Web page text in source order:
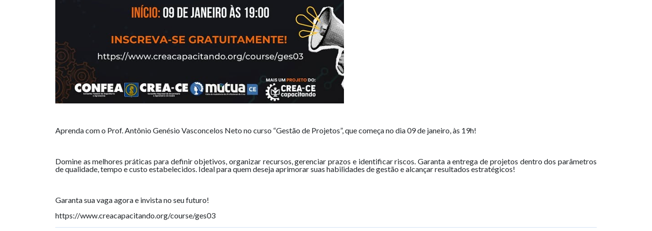
Aprenda com o Prof. Antônio Genésio Vasconcelos Neto no curso “Gestão de Projetos”, que começa no dia 09 de janeiro, às 19h!
Domine as melhores práticas para definir objetivos, organizar recursos, gerenciar prazos e identificar riscos. Garanta a entrega de projetos dentro dos parâmetros
de qualidade, tempo e custo estabelecidos. Ideal para quem deseja aprimorar suas habilidades de gestão e alcançar resultados estratégicos!
Garanta sua vaga agora e invista no seu futuro!
https://www.creacapacitando.org/course/ges03